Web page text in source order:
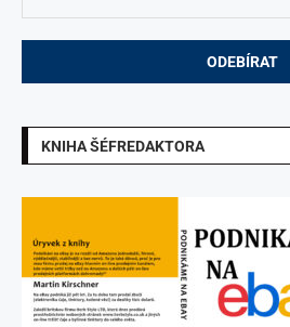
KNIHA ŠÉFREDAKTORA